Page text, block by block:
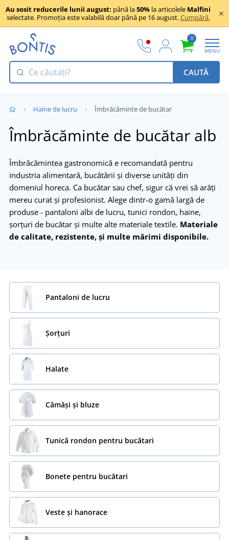
Au sosit reducerile lunii august: până la50% la articolele Malfini
selectate. Promoția este valabilă doar până pe 16 august.Cumpără.
0
MENU
CAUTĂ
Haine de lucru Îmbrăcăminte de bucătar
Îmbrăcăminte de bucătar alb
Îmbrăcămintea gastronomică e recomandată pentru
industria alimentară, bucătării și diverse unități din
domeniul horeca. Ca bucătar sau chef, sigur că vrei să arăți
mereu curat și profesionist. Alege dintr-o gamă largă de
produse - pantaloni albi de lucru, tunici rondon, haine,
șorțuri de bucătar și multe alte materiale textile. Materiale
de calitate, rezistente, și multe mărimi disponibile.
Pantaloni de lucru
Șorțuri
Halate
Cămăși și bluze
Tunică rondon pentru bucătari
Bonete pentru bucătari
Veste și hanorace